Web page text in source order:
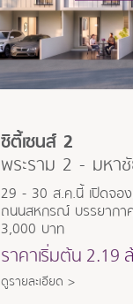
ซิตี้เซนส์ 2
พระราม 2 - มหา
29 - 30 ส.ค.นี้ เปิดจอ
ถนนสหกรณ์ บรรยากา
3,000 บาท
ราคาเริ่มต้น 2.19
ดูรายละเอียด >